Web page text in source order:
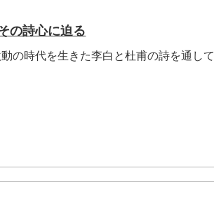
の詩心に迫る
の時代を生きた李白と杜甫の詩を通して